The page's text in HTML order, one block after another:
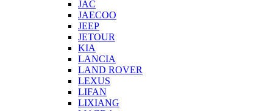
JAC
JAECOO
JEEP
JETOUR
KIA
LANCIA
LAND ROVER
LEXUS
LIFAN
LIXIANG